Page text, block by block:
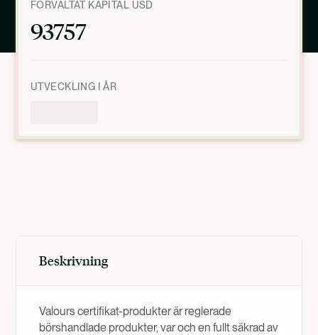
FÖRVALTAT KAPITAL USD
93757
UTVECKLING I ÅR
Beskrivning
Valours certifikat-produkter är reglerade
börshandlade produkter, var och en fullt säkrad av